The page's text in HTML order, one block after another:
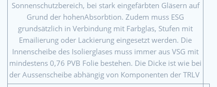
Sonnenschutzbereich, bei stark eingefärbten Gläsern auf
Grund der hohenAbsorbtion. Zudem muss ESG
grundsätzlich in Verbindung mit Farbglas, Stufen mit
Emailierung oder Lackierung eingesetzt werden. Die
Innenscheibe des Isolierglases muss immer aus VSG mit
mindestens 0,76 PVB Folie bestehen. Die Dicke ist wie bei
der Aussenscheibe abhängig von Komponenten der TRLV